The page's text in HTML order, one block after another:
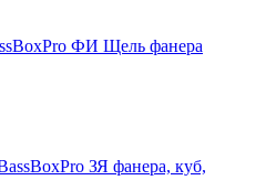
ФИ Щель фанера